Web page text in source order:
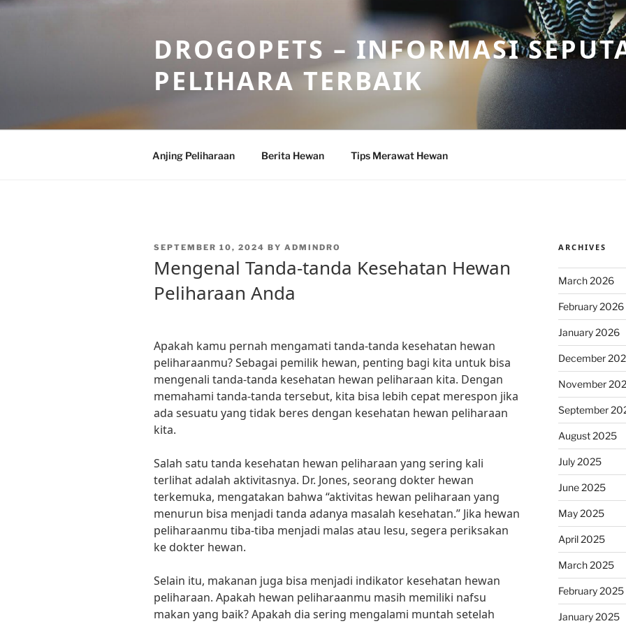
Skip
DROGOPETS – INFORMASI
PELIHARA TERBAIK
Anjing Peliharaan Berita Hewan Tips Merawat Hewan
POSTED
SEPTEMBER 10, 2024 BY ADMINDRO
Mengenal Tanda-tanda Kesehatan Hewan
Peliharaan Anda
Apakah kamu pernah mengamati tanda-tanda kesehatan hewan
peliharaanmu? Sebagai pemilik hewan, penting bagi kita untuk bisa
mengenali tanda-tanda kesehatan hewan peliharaan kita. Dengan
memahami tanda-tanda tersebut, kita bisa lebih cepat merespon jika
ada sesuatu yang tidak beres dengan kesehatan hewan peliharaan
kita.
Salah satu tanda kesehatan hewan peliharaan yang sering kali
terlihat adalah aktivitasnya. Dr. Jones, seorang dokter hewan
terkemuka, mengatakan bahwa “aktivitas hewan peliharaan yang
menurun bisa menjadi tanda adanya masalah kesehatan.” Jika hewan
peliharaanmu tiba-tiba menjadi malas atau lesu, segera periksakan
ke dokter hewan.
Selain itu, makanan juga bisa menjadi indikator kesehatan hewan
peliharaan. Apakah hewan peliharaanmu masih memiliki nafsu
makan yang baik? Apakah dia sering mengalami muntah setelah
ARCHIVES
March 2026
February 2026
January 2026
December
November
September
August 2025
July 2025
June 2025
May 2025
April 2025
March 2025
February 2025
January 2025